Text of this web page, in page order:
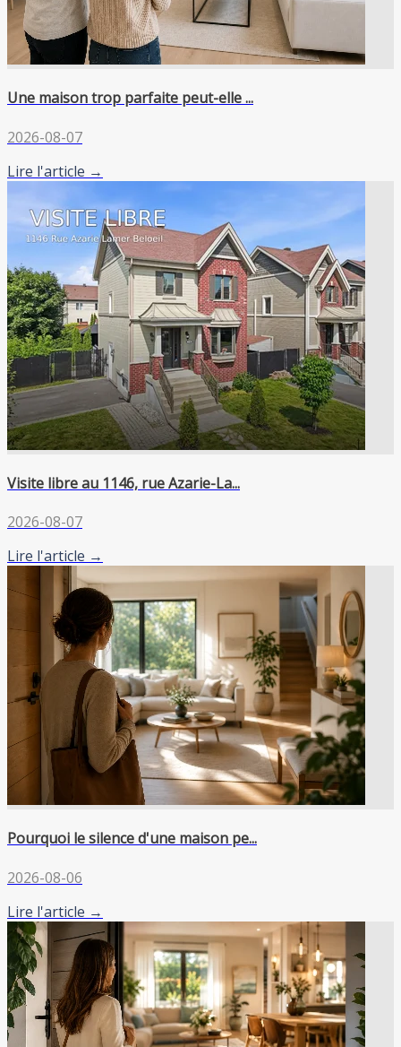
Une maison trop parfaite peut-elle ...
2026-08-07
Lire l'article →
Visite libre au 1146, rue Azarie-La...
2026-08-07
Lire l'article →
Pourquoi le silence d'une maison pe...
2026-08-06
Lire l'article →